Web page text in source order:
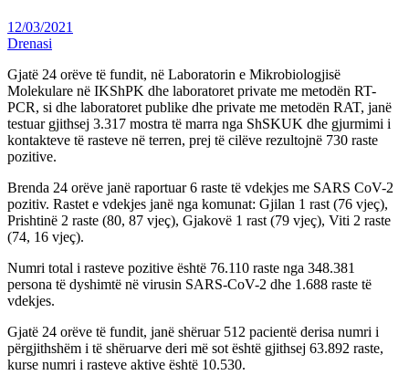
12/03/2021
Drenasi
Gjatë 24 orëve të fundit, në Laboratorin e Mikrobiologjisë
Molekulare në IKShPK dhe laboratoret private me metodën RT-
PCR, si dhe laboratoret publike dhe private me metodën RAT, janë
testuar gjithsej 3.317 mostra të marra nga ShSKUK dhe gjurmimi i
kontakteve të rasteve në terren, prej të cilëve rezultojnë 730 raste
pozitive.
Brenda 24 orëve janë raportuar 6 raste të vdekjes me SARS CoV-2
pozitiv. Rastet e vdekjes janë nga komunat: Gjilan 1 rast (76 vjeç),
Prishtinë 2 raste (80, 87 vjeç), Gjakovë 1 rast (79 vjeç), Viti 2 raste
(74, 16 vjeç).
Numri total i rasteve pozitive është 76.110 raste nga 348.381
persona të dyshimtë në virusin SARS-CoV-2 dhe 1.688 raste të
vdekjes.
Gjatë 24 orëve të fundit, janë shëruar 512 pacientë derisa numri i
përgjithshëm i të shëruarve deri më sot është gjithsej 63.892 raste,
kurse numri i rasteve aktive është 10.530.